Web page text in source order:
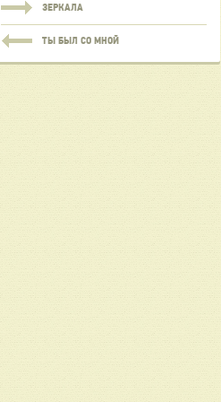
ЗЕРКАЛА
ТЫ БЫЛ СО МНОЙ